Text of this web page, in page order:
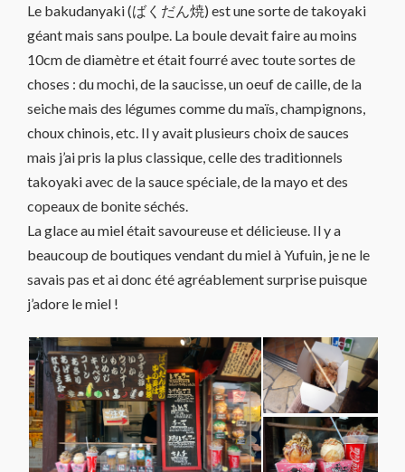
Le bakudanyaki (ばくだん焼) est une sorte de takoyaki
géant mais sans poulpe. La boule devait faire au moins
10cm de diamètre et était fourré avec toute sortes de
choses : du mochi, de la saucisse, un oeuf de caille, de la
seiche mais des légumes comme du maïs, champignons,
choux chinois, etc. Il y avait plusieurs choix de sauces
mais j’ai pris la plus classique, celle des traditionnels
takoyaki avec de la sauce spéciale, de la mayo et des
copeaux de bonite séchés.
La glace au miel était savoureuse et délicieuse. Il y a
beaucoup de boutiques vendant du miel à Yufuin, je ne le
savais pas et ai donc été agréablement surprise puisque
j’adore le miel !